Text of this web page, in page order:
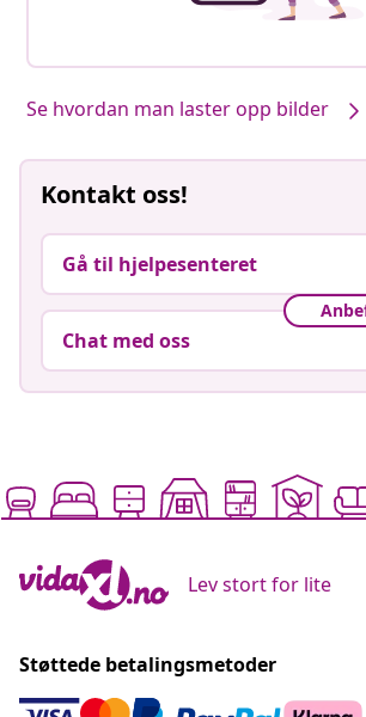
Se hvordan man laster opp bilder
Kontakt oss!
Gå til hjelpesenteret
Chat med oss
Lev stort for lite
Støttede betalingsmetoder